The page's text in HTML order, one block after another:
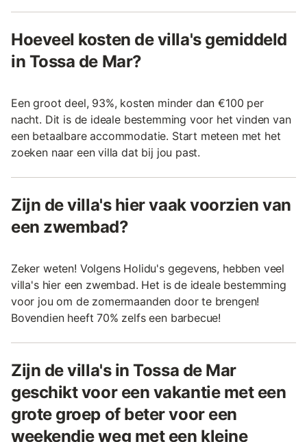
Hoeveel kosten de villa's gemiddeld
in Tossa de Mar?
Een groot deel, 93%, kosten minder dan €100 per
nacht. Dit is de ideale bestemming voor het vinden van
een betaalbare accommodatie. Start meteen met het
zoeken naar een villa dat bij jou past.
Zijn de villa's hier vaak voorzien van
een zwembad?
Zeker weten! Volgens Holidu's gegevens, hebben veel
villa's hier een zwembad. Het is de ideale bestemming
voor jou om de zomermaanden door te brengen!
Bovendien heeft 70% zelfs een barbecue!
Zijn de villa's in Tossa de Mar
geschikt voor een vakantie met een
grote groep of beter voor een
weekendje weg met een kleine